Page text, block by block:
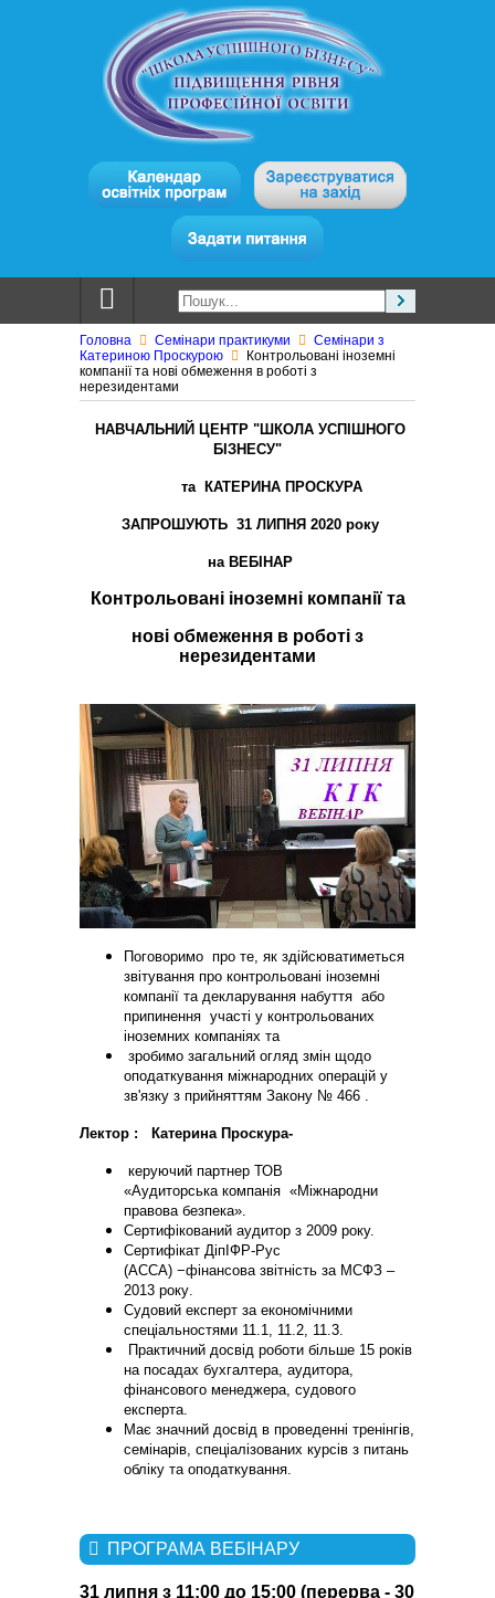
Головна Семінари практикуми
Cемінари з
Катериною Проскурою
Контрольовані іноземні
компанії та нові обмеження в роботі з
нерезидентами
НАВЧАЛЬНИЙ ЦЕНТР "ШКОЛА УСПІШНОГО
БІЗНЕСУ"
та КАТЕРИНА ПРОСКУРА
ЗАПРОШУЮТЬ 31 ЛИПНЯ 2020 року
на ВЕБІНАР
Контрольовані іноземні компанії та
нові обмеження в роботі з
нерезидентами
Поговоримо про те, як здійсюватиметься
звітування про контрольовані іноземні
компанії та декларування набуття або
припинення участі у контрольованих
іноземних компаніях та
зробимо загальний огляд змін щодо
оподаткування міжнародних операцій у
зв'язку з прийняттям Закону № 466 .
Лектор : Катерина Проскура-
керуючий партнер ТОВ
«Аудиторська компанія «Міжнародни
правова безпека».
Сертифікований аудитор з 2009 року.
Сертифікат ДіпІФР-Рус
(АССА) −фінансова звітність за МСФЗ –
2013 року
Судовий експерт за економічними
спеціальностями 11.1, 11.2, 11.3
Практичний досвід роботи більше 15 років
на посадах бухгалтера, аудитора,
фінансового менеджера, судового
експерта.
Має значний досвід в проведенні тренінгів,
семінарів, спеціалізованих курсів з питань
обліку та оподаткування.
ПРОГРАМА ВЕБІНАРУ
31 липня з 11:00 до 15:00 (перерва - 30